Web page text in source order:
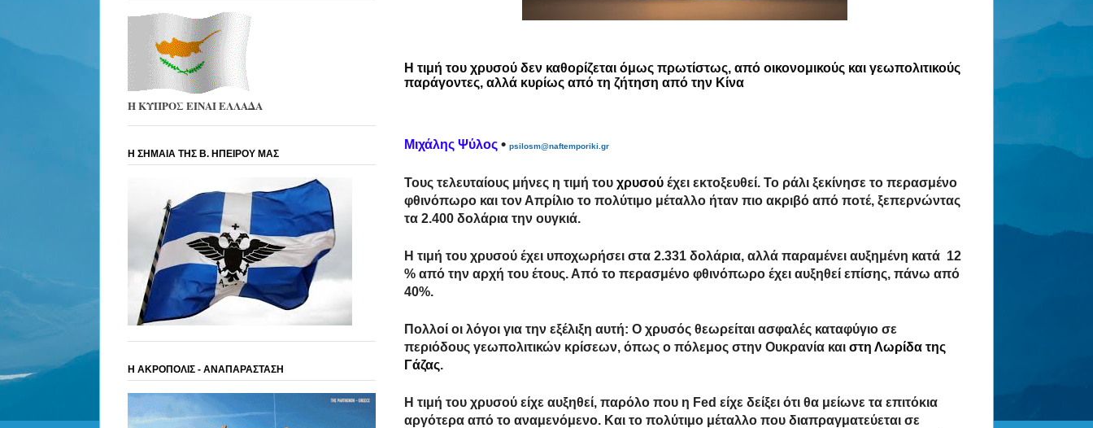
Η τιμή του χρυσού δεν καθορίζεται όμως πρωτίστως, από οικονομικούς και γεωπολιτικούς
παράγοντες, αλλά κυρίως από τη ζήτηση από την Κίνα
Μιχάλης Ψύλος • psilosm@naftemporiki.gr
Τους τελευταίους μήνες η τιμή του χρυσού έχει εκτοξευθεί. Το ράλι ξεκίνησε το περασμένο
φθινόπωρο και τον Απρίλιο το πολύτιμο μέταλλο ήταν πιο ακριβό από ποτέ, ξεπερνώντας
τα 2.400 δολάρια την ουγκιά.
Η τιμή του χρυσού έχει υποχωρήσει στα 2.331 δολάρια, αλλά παραμένει αυξημένη κατά 12
% από την αρχή του έτους. Από το περασμένο φθινόπωρο έχει αυξηθεί επίσης, πάνω από
40%.
Πολλοί οι λόγοι για την εξέλιξη αυτή: Ο χρυσός θεωρείται ασφαλές καταφύγιο σε
περιόδους γεωπολιτικών κρίσεων, όπως ο πόλεμος στην Ουκρανία και στη Λωρίδα της
Γάζας.
Η τιμή του χρυσού είχε αυξηθεί, παρόλο που η Fed είχε δείξει ότι θα μείωνε τα επιτόκια
αργότερα από το αναμενόμενο. Και το πολύτιμο μέταλλο που διαπραγματεύεται σε
Η ΚΥΠΡΟΣ ΕΙΝΑΙ ΕΛΛΑΔΑ
Η ΣΗΜΑΙΑ ΤΗΣ Β. ΗΠΕΙΡΟΥ ΜΑΣ
Η ΑΚΡΟΠΟΛΙΣ - ΑΝΑΠΑΡΑΣΤΑΣΗ